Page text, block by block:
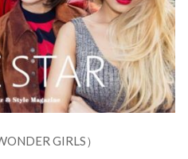
GIRLS）